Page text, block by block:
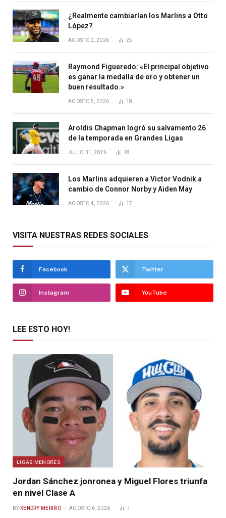
¿Realmente cambiarían los Marlins a Otto
López?
AGOSTO 2, 2026 25
Raymond Figueredo: «El principal objetivo
es ganar la medalla de oro y obtener un
buen resultado.»
AGOSTO 5, 2026 18
Aroldis Chapman logró su salvamento 26
de la temporada en Grandes Ligas
JULIO 31, 2026 18
Los Marlins adquieren a Victor Vodnik a
cambio de Connor Norby y Aiden May
AGOSTO 4, 2026 17
VISITA NUESTRAS REDES SOCIALES
Facebook Twitter
Instagram YouTube
LEE ESTO HOY!
LIGAS MENORES
Jordan Sánchez jonronea y Miguel Flores triunfa
en nivel Clase A
BY KENDRY MERIÑO AGOSTO 6, 2026 1